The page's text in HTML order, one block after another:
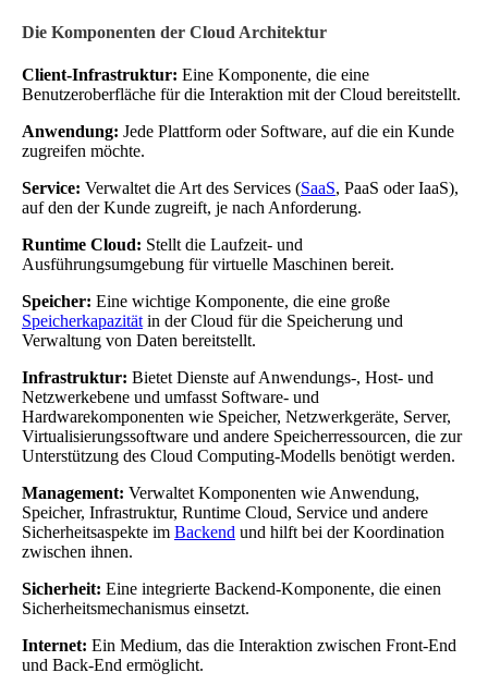
Die Komponenten der Cloud Architektur
Client-Infrastruktur: Eine Komponente, die eine
Benutzeroberfläche für die Interaktion mit der Cloud bereitstellt.
Anwendung: Jede Plattform oder Software, auf die ein Kunde
zugreifen möchte.
Service: Verwaltet die Art des Services (SaaS, PaaS oder IaaS),
auf den der Kunde zugreift, je nach Anforderung.
Runtime Cloud: Stellt die Laufzeit- und
Ausführungsumgebung für virtuelle Maschinen bereit.
Speicher: Eine wichtige Komponente, die eine große
Speicherkapazität in der Cloud für die Speicherung und
Verwaltung von Daten bereitstellt.
Infrastruktur: Bietet Dienste auf Anwendungs-, Host- und
Netzwerkebene und umfasst Software- und
Hardwarekomponenten wie Speicher, Netzwerkgeräte, Server,
Virtualisierungssoftware und andere Speicherressourcen, die zur
Unterstützung des Cloud Computing-Modells benötigt werden.
Management: Verwaltet Komponenten wie Anwendung,
Speicher, Infrastruktur, Runtime Cloud, Service und andere
Sicherheitsaspekte im Backend und hilft bei der Koordination
zwischen ihnen.
Sicherheit: Eine integrierte Backend-Komponente, die einen
Sicherheitsmechanismus einsetzt.
Internet: Ein Medium, das die Interaktion zwischen Front-End
und Back-End ermöglicht.